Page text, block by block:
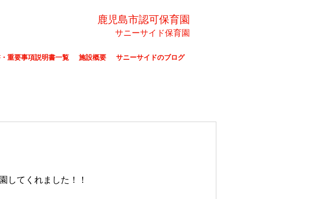
鹿児島市認可保育園
サニーサイド保育園
重要事項説明書一覧 施設概要 サニーサイドのブログ
してくれました！！